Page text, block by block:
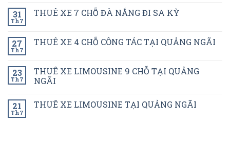
31
Th7
THUÊ XE 7 CHỖ ĐÀ NẮNG ĐI SA KỲ
27
Th7
THUÊ XE 4 CHỖ CÔNG TÁC TẠI QUẢNG NGÃI
23
Th7
THUÊ XE LIMOUSINE 9 CHỖ TẠI QUẢNG
NGÃI
21
Th7
THUÊ XE LIMOUSINE TẠI QUẢNG NGÃI